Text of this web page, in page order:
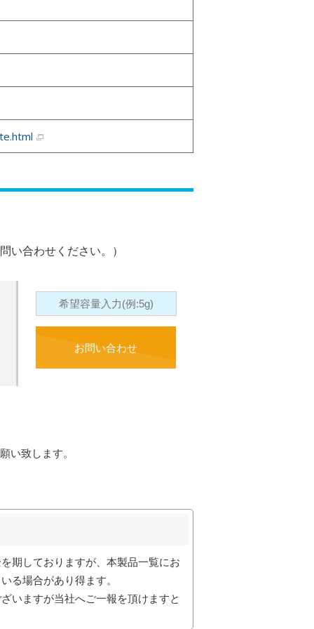
い合わせください。）
お問い合わせ
い致します。
期しておりますが、本製品一覧にお
る場合があり得ます。
いますが当社へご一報を頂けますと